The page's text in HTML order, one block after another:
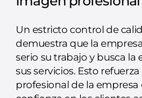
Un estricto control de
demuestra que la
serio su trabajo y busca la
sus servicios. Esto
profesional de la empresa